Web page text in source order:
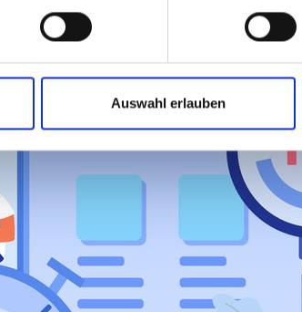
Auswahl erlauben